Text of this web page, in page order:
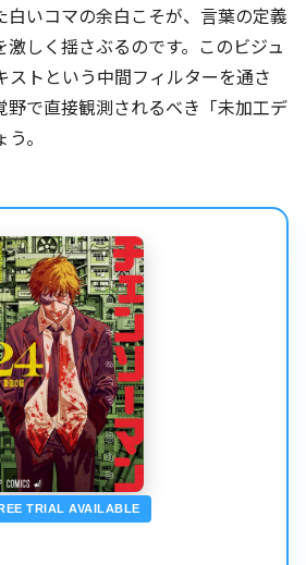
白いコマの余白こそが、言葉の定義
しく揺さぶるのです。このビジュ
ストという中間フィルターを通さ
野で直接観測されるべき「未加工デ
。
TRIAL AVAILABLE